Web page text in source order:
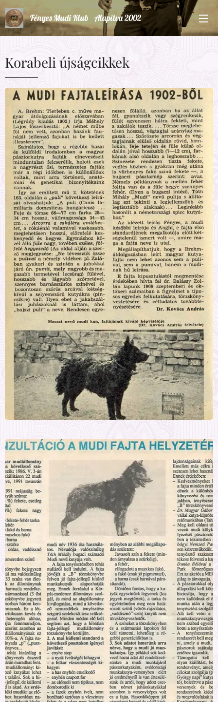
Fényes Mudi Klub Alapítva 2002
Korabeli újságcikkek